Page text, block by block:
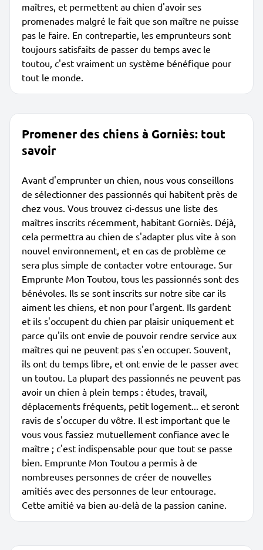
maîtres, et permettent au chien d'avoir ses
promenades malgré le fait que son maître ne puisse
pas le faire. En contrepartie, les emprunteurs sont
toujours satisfaits de passer du temps avec le
toutou, c'est vraiment un système bénéfique pour
tout le monde.
Promener des chiens à Gorniès: tout
savoir
Avant d'emprunter un chien, nous vous conseillons
de sélectionner des passionnés qui habitent près de
chez vous. Vous trouvez ci-dessus une liste des
maîtres inscrits récemment, habitant Gorniès. Déjà,
cela permettra au chien de s'adapter plus vite à son
nouvel environnement, et en cas de problème ce
sera plus simple de contacter votre entourage. Sur
Emprunte Mon Toutou, tous les passionnés sont des
bénévoles. Ils se sont inscrits sur notre site car ils
aiment les chiens, et non pour l'argent. Ils gardent
et ils s'occupent du chien par plaisir uniquement et
parce qu'ils ont envie de pouvoir rendre service aux
maîtres qui ne peuvent pas s'en occuper. Souvent,
ils ont du temps libre, et ont envie de le passer avec
un toutou. La plupart des passionnés ne peuvent pas
avoir un chien à plein temps : études, travail,
déplacements fréquents, petit logement... et seront
ravis de s'occuper du vôtre. Il est important que le
vous vous fassiez mutuellement confiance avec le
maître ; c'est indispensable pour que tout se passe
bien. Emprunte Mon Toutou a permis à de
nombreuses personnes de créer de nouvelles
amitiés avec des personnes de leur entourage.
Cette amitié va bien au-delà de la passion canine.